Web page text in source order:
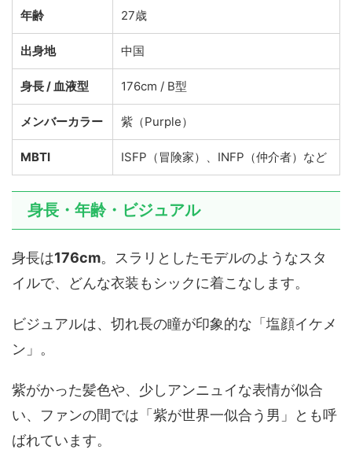
年齢 27歳
出身地 中国
身長 / 血液型 176cm / B型
メンバーカラー 紫（Purple）
MBTI ISFP（冒険家）、INFP（仲介者）など
身長・年齢・ビジュアル
身長は176cm。スラリとしたモデルのようなスタ
イルで、どんな衣装もシックに着こなします。
ビジュアルは、切れ長の瞳が印象的な「塩顔イケメ
ン」。
紫がかった髪色や、少しアンニュイな表情が似合
い、ファンの間では「紫が世界一似合う男」とも呼
ばれています。